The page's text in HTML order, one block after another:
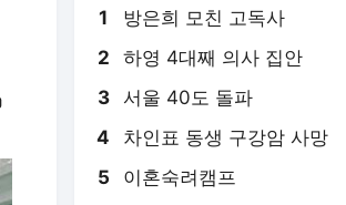
1 방은희 모친 고독사
2 하영 4대째 의사 집안
3 서울 40도 돌파
4 차인표 동생 구강암 사망
5 이혼숙려캠프